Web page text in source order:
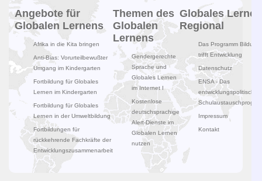
Angebote für
Globalen Lernens
Afrika in die Kita bringen
Anti-Bias: Vorurteilbewußter
Umgang im Kindergarten
Fortbildung für Globales
Lernen im Kindergarten
Fortbildung für Globales
Lernen in der Umweltbildung
Fortbildungen für
rückkehrende Fachkräfte der
Entwicklungszusammenarbeit
Themen des
Globalen
Lernens
Gendergerechte
Sprache und
Globales Lernen
im Internet I
Kostenlose
deutschsprachige
Alert-Dienste im
Globalen Lernen
nutzen
Globales Lernen
Regional
Das Programm Bildung
trifft Entwicklung
Datenschutz
ENSA - Das
entwicklungspolitische
Impressum
Kontakt